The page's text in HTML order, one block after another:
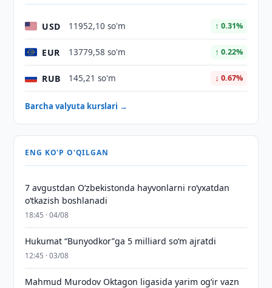
USD 11952,10 so'm ↑ 0.31%
EUR 13779,58 so'm ↑ 0.22%
RUB 145,21 so'm ↓ 0.67%
Barcha valyuta kurslari →
ENG KO'P O'QILGAN
7 avgustdan O‘zbekistonda hayvonlarni ro‘yxatdan
o‘tkazish boshlanadi
18:45 · 04/08
Hukumat “Bunyodkor”ga 5 milliard so‘m ajratdi
12:45 · 03/08
Mahmud Murodov Oktagon ligasida yarim og‘ir vazn